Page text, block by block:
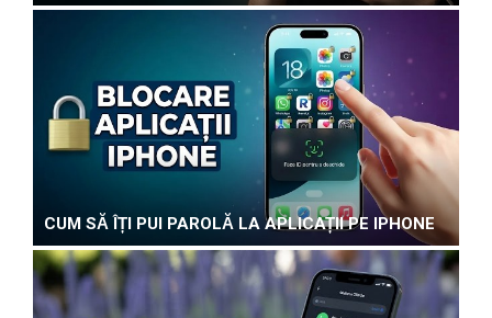
CUM SĂ ÎȚI PUI PAROLĂ LA APLICAȚII PE IPHONE